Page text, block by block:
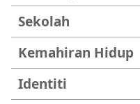
Sekolah
Kemahiran Hidup
Identiti